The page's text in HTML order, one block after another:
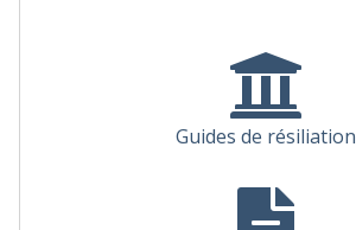
Guides de résiliation